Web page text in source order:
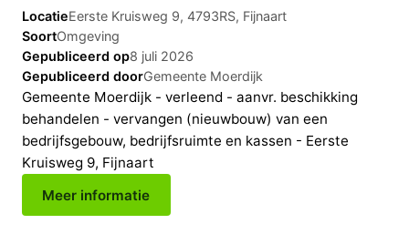
LocatieEerste Kruisweg 9, 4793RS, Fijnaart
SoortOmgeving
Gepubliceerd op8 juli 2026
Gepubliceerd doorGemeente Moerdijk
Gemeente Moerdijk - verleend - aanvr. beschikking
behandelen - vervangen (nieuwbouw) van een
bedrijfsgebouw, bedrijfsruimte en kassen - Eerste
Kruisweg 9, Fijnaart
Meer informatie